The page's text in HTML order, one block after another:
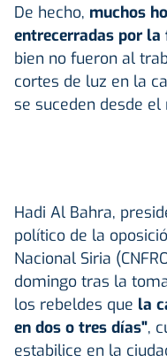
De hecho, muchos
entrecerradas por
bien no fueron al
cortes de luz en la
se suceden desde el
Hadi Al Bahra,
político de la
Nacional Siria
domingo tras la
los rebeldes que la
en dos o tres días",
estabilice en la